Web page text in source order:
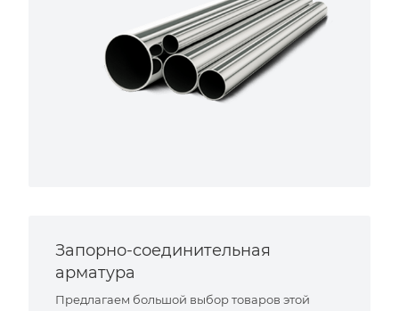
Запорно-соединительная
арматура
Предлагаем большой выбор товаров этой